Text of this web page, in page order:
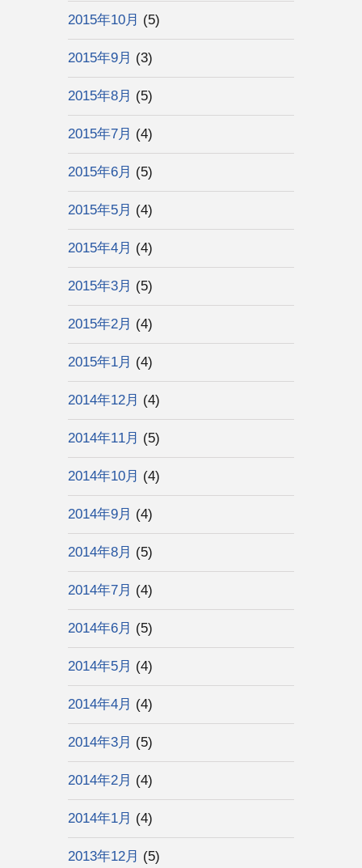
2015年10月 (5)
2015年9月 (3)
2015年8月 (5)
2015年7月 (4)
2015年6月 (5)
2015年5月 (4)
2015年4月 (4)
2015年3月 (5)
2015年2月 (4)
2015年1月 (4)
2014年12月 (4)
2014年11月 (5)
2014年10月 (4)
2014年9月 (4)
2014年8月 (5)
2014年7月 (4)
2014年6月 (5)
2014年5月 (4)
2014年4月 (4)
2014年3月 (5)
2014年2月 (4)
2014年1月 (4)
2013年12月 (5)